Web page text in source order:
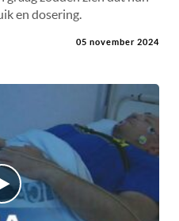
en dosering.
05 november 2024